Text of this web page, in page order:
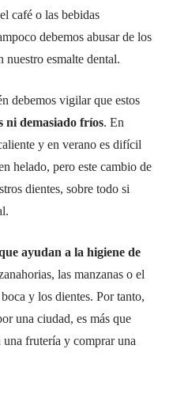
café o las bebidas
debemos abusar de los
nuestro esmalte dental.
debemos vigilar que estos
ni demasiado fríos. En
y en verano es difícil
helado, pero este cambio de
dientes, sobre todo si
ayudan a la higiene de
las manzanas o el
y los dientes. Por tanto,
una ciudad, es más que
una frutería y comprar una